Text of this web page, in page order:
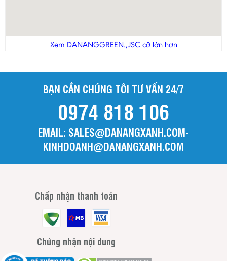
Xem DANANGGREEN.,JSC cỡ lớn hơn
BẠN CẦN CHÚNG TÔI TƯ VẤN 24/7
0974 818 106
EMAIL: SALES@DANANGXANH.COM-
KINHDOANH@DANANGXANH.COM
Chấp nhận thanh toán
Chứng nhận nội dung